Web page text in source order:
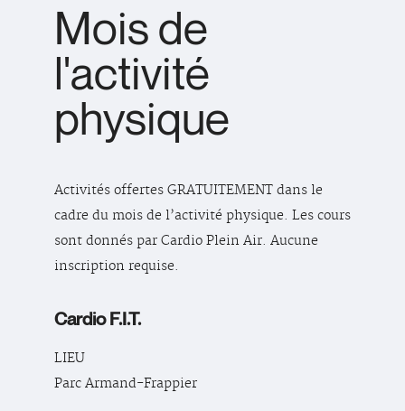
Mois de
l'activité
physique
Activités offertes GRATUITEMENT dans le
cadre du mois de l’activité physique. Les cours
sont donnés par Cardio Plein Air. Aucune
inscription requise.
Cardio F.I.T.
LIEU
Parc Armand-Frappier